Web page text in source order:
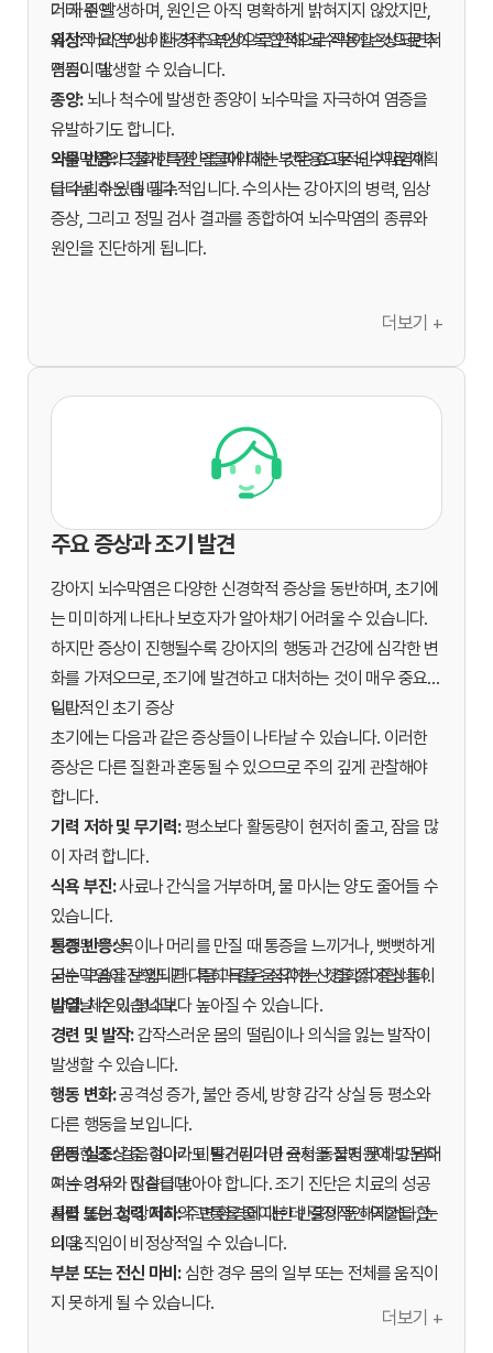
더 자주 발생하며, 원인은 아직 명확하게 밝혀지지 않았지만,
유전적 요인이나 환경적 요인이 복합적으로 작용할 것으로 추
정됩니다.
기타 원인
외상:머리 부상이나 척추 부상으로 인해 뇌수막이 손상되면서
염증이 발생할 수 있습니다.
종양:뇌나 척수에 발생한 종양이 뇌수막을 자극하여 염증을
유발하기도 합니다.
약물 반응:드물게 특정 약물에 대한 부작용으로 뇌수막염이
나타날 수 있습니다.
뇌수막염의 정확한 원인을 파악하는 것은 효과적인 치료 계획
을 수립하는 데 필수적입니다. 수의사는 강아지의 병력, 임상
증상, 그리고 정밀 검사 결과를 종합하여 뇌수막염의 종류와
원인을 진단하게 됩니다.
더보기 +
주요 증상과 조기 발견
강아지 뇌수막염은 다양한 신경학적 증상을 동반하며, 초기에
는 미미하게 나타나 보호자가 알아채기 어려울 수 있습니다.
하지만 증상이 진행될수록 강아지의 행동과 건강에 심각한 변
화를 가져오므로, 조기에 발견하고 대처하는 것이 매우 중요합
니다.
일반적인 초기 증상
초기에는 다음과 같은 증상들이 나타날 수 있습니다. 이러한
증상은 다른 질환과 혼동될 수 있으므로 주의 깊게 관찰해야
합니다.
기력 저하 및 무기력:평소보다 활동량이 현저히 줄고, 잠을 많
이 자려 합니다.
식욕 부진:사료나 간식을 거부하며, 물 마시는 양도 줄어들 수
있습니다.
통증 반응:목이나 머리를 만질 때 통증을 느끼거나, 뻣뻣하게
굳는 모습을 보입니다. 특히 목을 움직이는 것을 싫어합니다.
발열:체온이 평소보다 높아질 수 있습니다.
진행된 증상
뇌수막염이 진행되면 다음과 같은 심각한 신경학적 증상들이
나타날 수 있습니다.
경련 및 발작:갑작스러운 몸의 떨림이나 의식을 잃는 발작이
발생할 수 있습니다.
행동 변화:공격성 증가, 불안 증세, 방향 감각 상실 등 평소와
다른 행동을 보입니다.
운동 실조:걸음걸이가 비틀거리거나 균형을 잡지 못하고 넘어
지는 경우가 많습니다.
시력 또는 청력 저하:주변 환경에 대한 반응이 둔해지거나, 눈
의 움직임이 비정상적일 수 있습니다.
부분 또는 전신 마비:심한 경우 몸의 일부 또는 전체를 움직이
지 못하게 될 수 있습니다.
이러한 증상 중 하나라도 발견된다면 즉시 동물병원에 방문하
여 수의사의 진찰을 받아야 합니다. 조기 진단은 치료의 성공
률을 높이고, 강아지의 고통을 줄이는 데 결정적인 역할을 합
니다.
더보기 +